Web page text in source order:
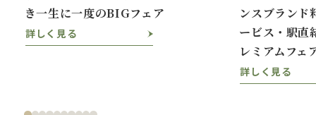
き一生に一度のBIGフェア
詳しく見る
ンスブランド
ービス・駅
レミアムフェ
詳しく見る